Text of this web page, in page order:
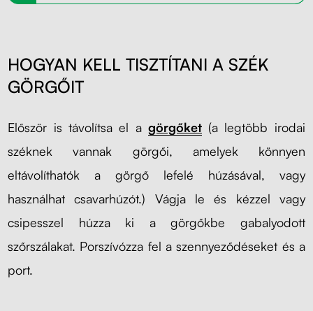
HOGYAN KELL TISZTÍTANI A SZÉK
GÖRGŐIT
Először is távolítsa el a görgőket(a legtöbb irodai
széknek vannak görgői, amelyek könnyen
eltávolíthatók a görgő lefelé húzásával, vagy
használhat csavarhúzót.) Vágja le és kézzel vagy
csipesszel húzza ki a görgőkbe gabalyodott
szőrszálakat. Porszívózza fel a szennyeződéseket és a
port.